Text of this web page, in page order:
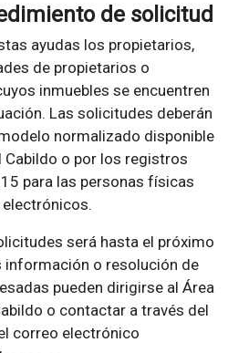
de solicitud
ayudas los propietarios,
de propietarios o
inmuebles se encuentren
Las solicitudes deberán
normalizado disponible
Cabildo o por los registros
para las personas físicas
será hasta el próximo
información o resolución de
pueden dirigirse al Área
o contactar a través del
correo electrónico